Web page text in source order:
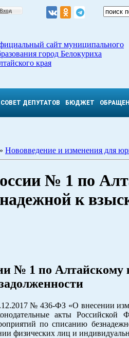
Вход
сайт муниципального
город Белокуриха
края
СОВЕТ ДЕПУТАТОВ БЮДЖЕТ
» Нововведение и изменения для
№ 1 по
к
1 по Алтайскому
№ 436-ФЗ «О внесении
акты
по списанию
физических лиц и